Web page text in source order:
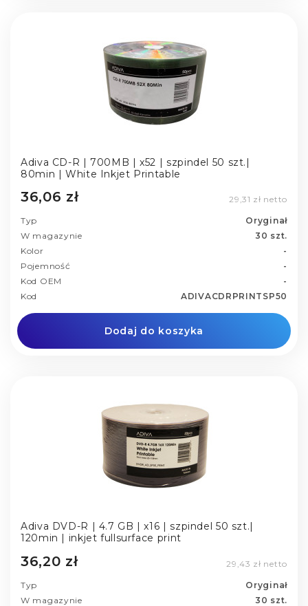
Adiva CD-R | 700MB | x52 | szpindel 50 szt.|
80min | White Inkjet Printable
36,06 zł 29,31 zł netto
Typ
Oryginał
W magazynie
30 szt.
Kolor
-
Pojemność
-
Kod OEM
-
Kod
ADIVACDRPRINTSP50
Dodaj do koszyka
Adiva DVD-R | 4.7 GB | x16 | szpindel 50 szt.|
120min | inkjet fullsurface print
36,20 zł 29,43 zł netto
Typ
Oryginał
W magazynie
30 szt.